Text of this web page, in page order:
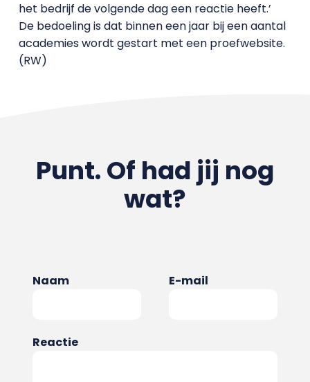
het bedrijf de volgende dag een reactie heeft.’
De bedoeling is dat binnen een jaar bij een aantal
academies wordt gestart met een proefwebsite.
(RW)
Punt. Of had jij nog
wat?
Naam E-mail
Reactie